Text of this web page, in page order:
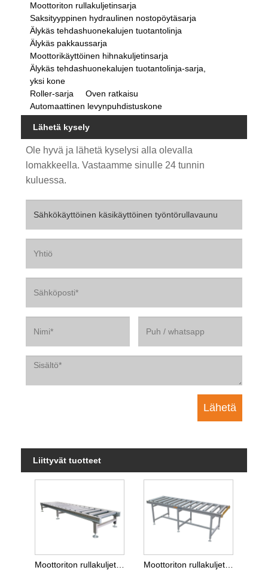
Moottoriton rullakuljetinsarja
Saksityyppinen hydraulinen nostopöytäsarja
Älykäs tehdashuonekalujen tuotantolinja
Älykäs pakkaussarja
Moottorikäyttöinen hihnakuljetinsarja
Älykäs tehdashuonekalujen tuotantolinja-sarja,
yksi kone
Roller-sarja
Oven ratkaisu
Automaattinen levynpuhdistuskone
Lähetä kysely
Ole hyvä ja lähetä kyselysi alla olevalla
lomakkeella. Vastaamme sinulle 24 tunnin
kuluessa.
Liittyvät tuotteet
Moottoriton rullakuljetinlinja pakkausosastolle